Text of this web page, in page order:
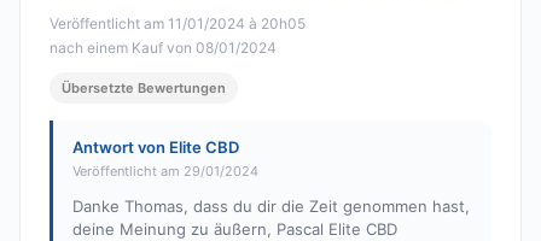
Veröffentlicht am 11/01/2024 à 20h05
nach einem Kauf von 08/01/2024
Übersetzte Bewertungen
Antwort von Elite CBD
Veröffentlicht am 29/01/2024
Danke Thomas, dass du dir die Zeit genommen hast,
deine Meinung zu äußern, Pascal Elite CBD